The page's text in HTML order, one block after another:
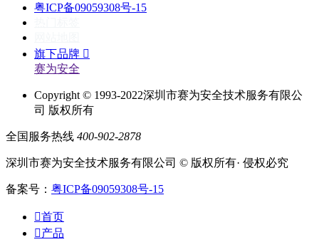
粤ICP备09059308号-15
旗下品牌 
赛为安全
Copyright © 1993-2022深圳市赛为安全技术服务有限公
司 版权所有
全国服务热线 400-902-2878
深圳市赛为安全技术服务有限公司 © 版权所有· 侵权必究
备案号： 粤ICP备09059308号-15
首页
产品